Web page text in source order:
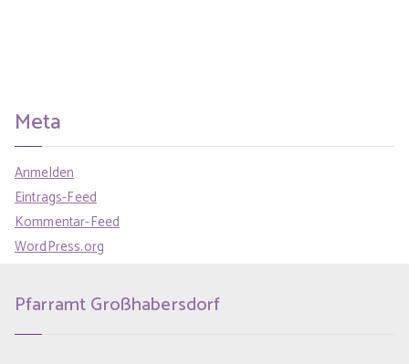
Meta
Anmelden
Eintrags-Feed
Kommentar-Feed
WordPress.org
Pfarramt Großhabersdorf